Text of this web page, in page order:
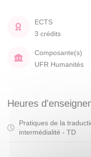
ECTS
3 crédits
Composante(s)
UFR Humanités
Heures
Pratiques de la
intermédialité - TD